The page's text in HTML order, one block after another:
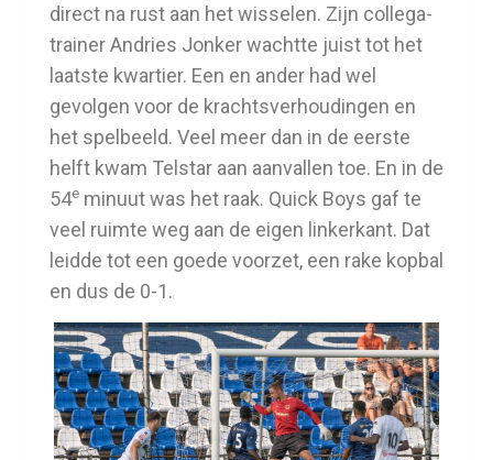
direct na rust aan het wisselen. Zijn collega-
trainer Andries Jonker wachtte juist tot het
laatste kwartier. Een en ander had wel
gevolgen voor de krachtsverhoudingen en
het spelbeeld. Veel meer dan in de eerste
helft kwam Telstar aan aanvallen toe. En in de
54e minuut was het raak. Quick Boys gaf te
veel ruimte weg aan de eigen linkerkant. Dat
leidde tot een goede voorzet, een rake kopbal
en dus de 0-1.